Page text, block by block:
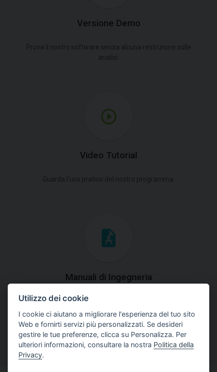
Versione Demo
Video Tutorial
Manuali di Ingegneria
Scarica manuali con spiegazioni teoriche e pratiche
dell'uso del programma.
Utilizzo dei cookie
I cookie ci aiutano a migliorare l'esperienza del tuo sito
Web e fornirti servizi più personalizzati. Se desideri
gestire le tue preferenze, clicca su Personalizza. Per
ulteriori informazioni, consultare la nostra Politica della
Privacy.